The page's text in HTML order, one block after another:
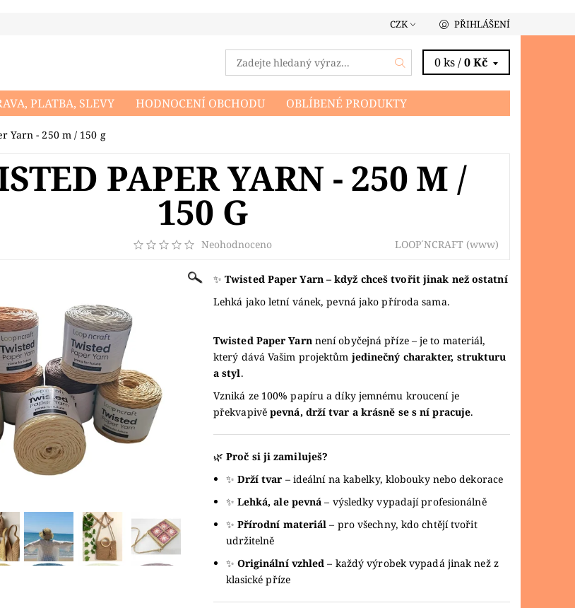
CZK PŘIHLÁŠENÍ
0 ks /0 Kč
PLATBA, SLEVY HODNOCENÍ OBCHODU
OBLÍBENÉ PRODUKTY
OSOBNÍCH ÚDAJŮ
Yarn - 250 m / 150 g
PAPER YARN - 250 M /
150 G
Neohodnoceno LOOP´NCRAFT (www)
✨Twisted Paper Yarn – když chceš tvořit jinak než ostatní
Lehká jako letní vánek, pevná jako příroda sama.
Twisted Paper Yarn není obyčejná příze – je to materiál,
který dává Vašim projektům jedinečný charakter, strukturu
a styl.
Vzniká ze 100% papíru a díky jemnému kroucení je
překvapivě pevná, drží tvar a krásně se s ní pracuje.
🌿Proč si ji zamiluješ?
✨ Drží tvar – ideální na kabelky, klobouky nebo dekorace
✨ Lehká, ale pevná – výsledky vypadají profesionálně
✨ Přírodní materiál – pro všechny, kdo chtějí tvořit
udržitelně
✨ Originální vzhled – každý výrobek vypadá jinak než z
klasické příze